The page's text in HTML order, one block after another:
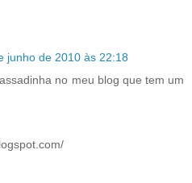
junho de 2010 às 22:18
no meu blog que tem um